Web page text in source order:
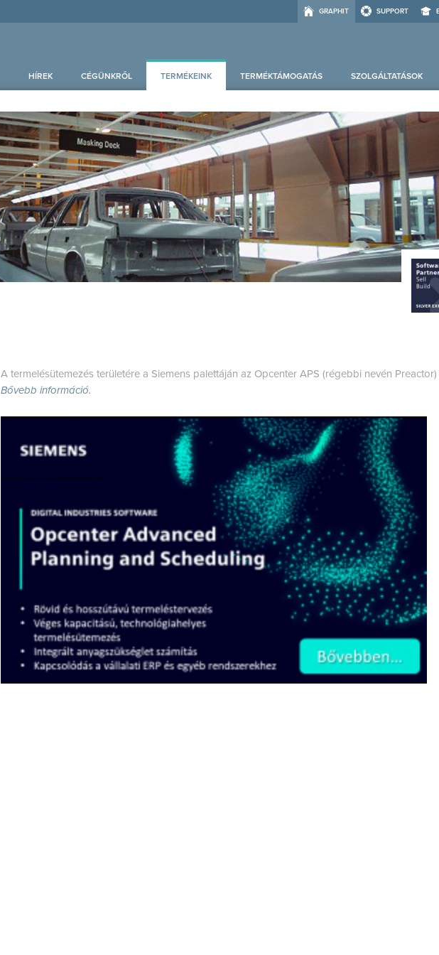
GRAPHIT SUPPORT
HÍREK CÉGÜNKRŐL TERMÉKEINK TERMÉKTÁMOGATÁS SZOLGÁLTATÁSOK
A termelésütemezés területére a Siemens palettáján az Opcenter APS (régebbi nevén
Bővebb információ.